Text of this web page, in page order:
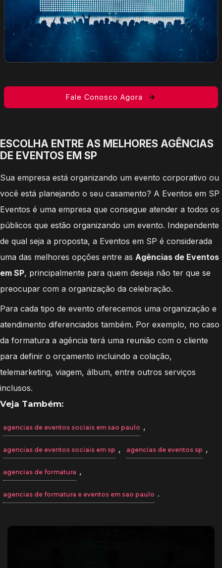
Fale Conosco Agora
ESCOLHA ENTRE AS MELHORES AGÊNCIAS
DE EVENTOS EM SP
Sua empresa está organizando um evento corporativo ou
você está planejando o seu casamento? A Eventos em SP
Eventos é uma empresa que consegue atender a todos os
públicos que estão organizando um evento. Independente
de qual seja a proposta, a Eventos em SP é considerada
uma das melhores opções entre as Agências de Eventos
em SP, principalmente para quem deseja não ter que se
preocupar com a organização da celebração.
Para cada tipo de evento oferecemos uma organização e
atendimento diferenciados também. Por exemplo, no caso
da formatura a agência terá uma reunião com o cliente
para definir o orçamento incluindo a colação,
telemarketing, viagem, álbum, entre outros serviços
inclusos.
Veja Também:
agencias de eventos sociais em sao paulo ,
agencias de eventos sociais em sp , agencias de eventos sp ,
agencias de formatura ,
agencias de formatura e eventos em sao paulo .